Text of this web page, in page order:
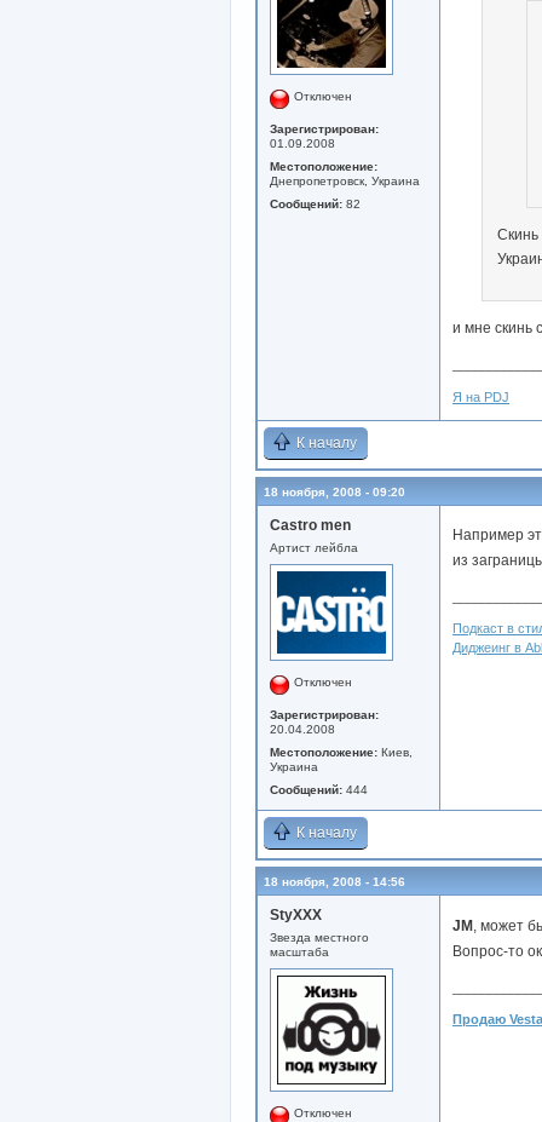
Отключен
Зарегистрирован:
01.09.2008
Местоположение:
Днепропетровск, Украина
Сообщений: 82
Скинь
и мне скинь
Я на PDJ
К началу
18 ноября, 2008 - 09:20
Castro men
Артист лейбла
Отключен
Зарегистрирован:
20.04.2008
Местоположение: Киев,
Украина
Сообщений: 444
Например
из
Подкаст в
Диджеинг в
К началу
18 ноября, 2008 - 14:56
StyXXX
Звезда местного
масштаба
Отключен
JM , может
Вопрос-то
Продаю